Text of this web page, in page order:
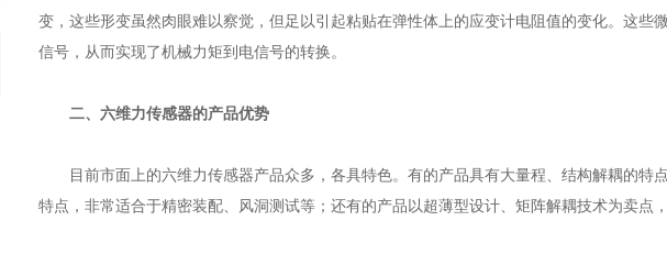
变，这些形变虽然肉眼难以察觉，但足以引起粘贴在弹性体上的应变计电阻值的变化。这些
信号，从而实现了机械力矩到电信号的转换。
二、六维力传感器的产品优势
目前市面上的六维力传感器产品众多，各具特色。有的产品具有大量程、结构解耦的特
特点，非常适合于精密装配、风洞测试等；还有的产品以超薄型设计、矩阵解耦技术为卖点